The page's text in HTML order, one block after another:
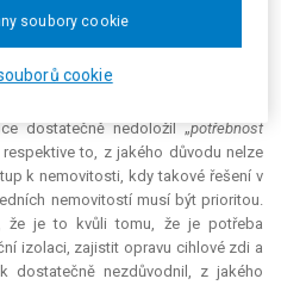
třetí osoby ve výkonu vlastnického
v posuzovaném případě nebyly
dostatečně nedoložil „potřebnost
to, z jakého důvodu nelze
k nemovitosti, kdy takové řešení v
nemovitostí musí být prioritou.
že je to kvůli tomu, že je potřeba
izolaci, zajistit opravu cihlové zdi a
dostatečně nezdůvodnil, z jakého
cookie
soubory cookie